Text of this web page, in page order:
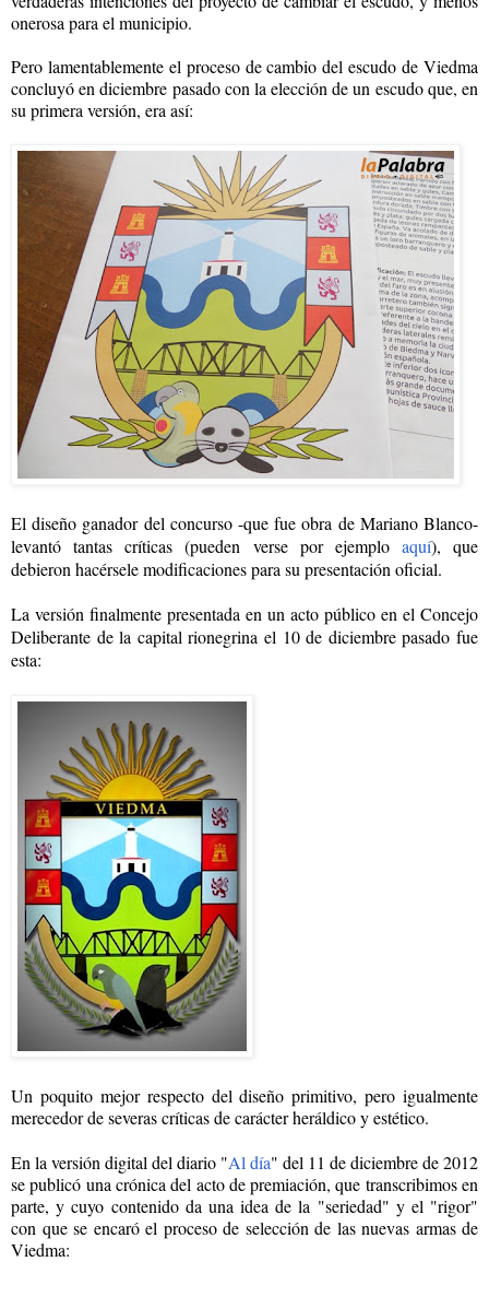
onerosa para el municipio.
Pero lamentablemente el proceso de cambio del escudo de Viedma
concluyó en diciembre pasado con la elección de un escudo que, en
su primera versión, era así:
El diseño ganador del concurso -que fue obra de Mariano Blanco-
levantó tantas críticas (pueden verse por ejemplo aquí), que
debieron hacérsele modificaciones para su presentación oficial.
La versión finalmente presentada en un acto público en el Concejo
Deliberante de la capital rionegrina el 10 de diciembre pasado fue
esta:
Un poquito mejor respecto del diseño primitivo, pero igualmente
merecedor de severas críticas de carácter heráldico y estético.
En la versión digital del diario "Al día" del 11 de diciembre de 2012
se publicó una crónica del acto de premiación, que transcribimos en
parte, y cuyo contenido da una idea de la "seriedad" y el "rigor"
con que se encaró el proceso de selección de las nuevas armas de
Viedma: